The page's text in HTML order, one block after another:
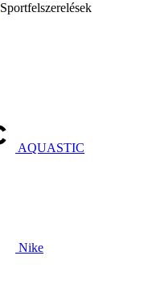
Sportfelszerelések
AQUASTIC
Nike